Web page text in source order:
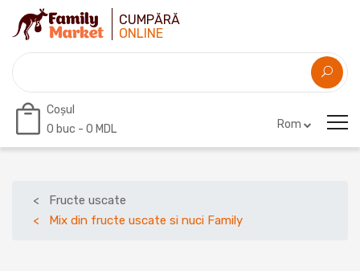
CUMPĂRĂ
ONLINE
Coșul
0 buc - 0 MDL Rom
Fructe uscate
Mix din fructe uscate si nuci Family